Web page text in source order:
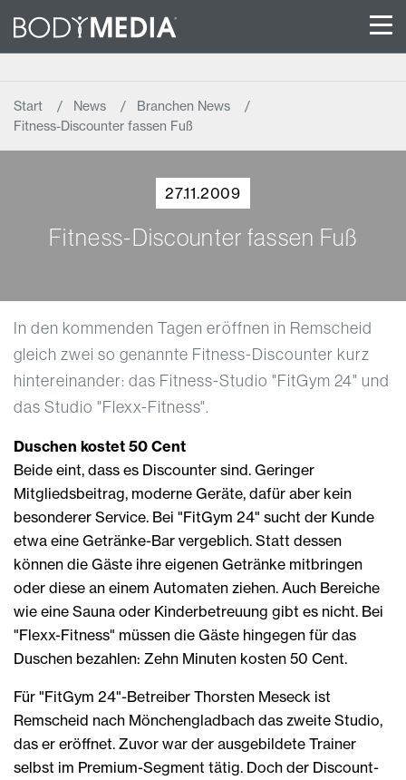
Start News
Branchen News
Fitness-Discounter fassen Fuß
27.11.2009
Fitness-Discounter fassen Fuß
In den kommenden Tagen eröffnen in Remscheid
gleich zwei so genannte Fitness-Discounter kurz
hintereinander: das Fitness-Studio "FitGym 24" und
das Studio "Flexx-Fitness".
Duschen kostet 50 Cent
Beide eint, dass es Discounter sind. Geringer
Mitgliedsbeitrag, moderne Geräte, dafür aber kein
besonderer Service. Bei "FitGym 24" sucht der Kunde
etwa eine Getränke-Bar vergeblich. Statt dessen
können die Gäste ihre eigenen Getränke mitbringen
oder diese an einem Automaten ziehen. Auch Bereiche
wie eine Sauna oder Kinderbetreuung gibt es nicht. Bei
"Flexx-Fitness" müssen die Gäste hingegen für das
Duschen bezahlen: Zehn Minuten kosten 50 Cent.
Für "FitGym 24"-Betreiber Thorsten Meseck ist
Remscheid nach Mönchengladbach das zweite Studio,
das er eröffnet. Zuvor war der ausgebildete Trainer
selbst im Premium-Segment tätig. Doch der Discount-